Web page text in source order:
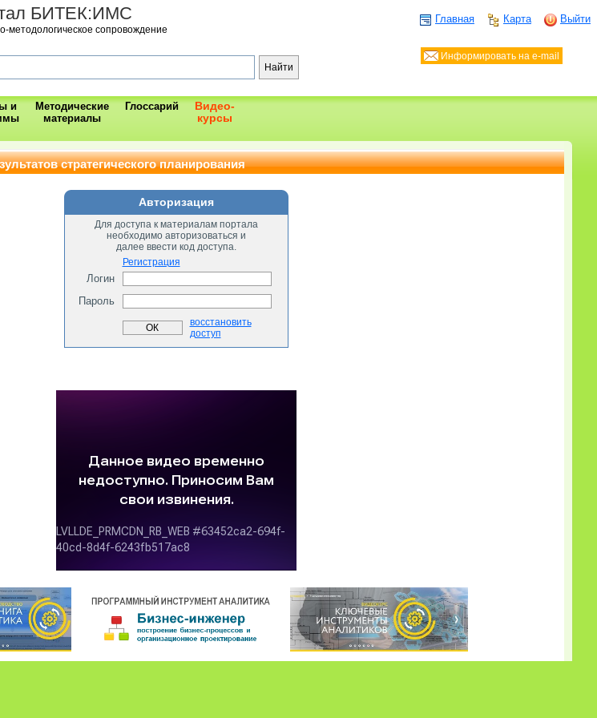
БИТЕК:ИМС
методологическое сопровождение
Главная Карта Выйти
Информировать на e-mail
и
Методические
материалы
Глоссарий
Видео-
курсы
стратегического планирования
Авторизация
Для доступа к материалам портала
необходимо авторизоваться и
далее ввести код доступа.
Регистрация
Логин
Пароль
восстановить
доступ